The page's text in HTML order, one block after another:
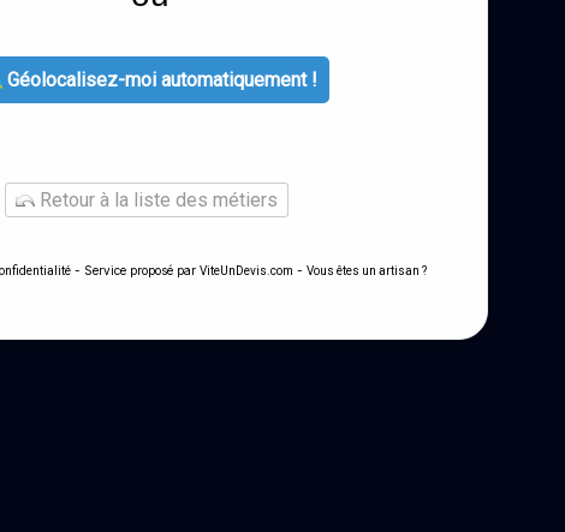
Géolocalisez-moi automatiquement !
Retour à la liste des métiers
- Service proposé par ViteUnDevis.com - Vous êtes un artisan ?